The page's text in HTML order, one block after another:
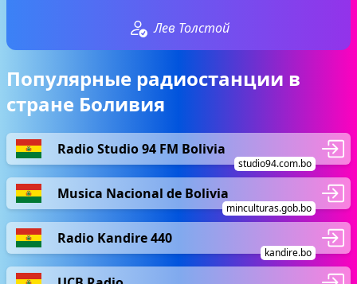
Лев Толстой
Популярные радиостанции в
стране Боливия
Radio Studio 94 FM Bolivia
studio94.com.bo
Musica Nacional de Bolivia
minculturas.gob.bo
Radio Kandire 440
kandire.bo